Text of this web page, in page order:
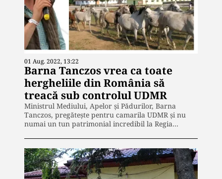
01 Aug. 2022, 13:22
Barna Tanczos vrea ca toate
hergheliile din România să
treacă sub controlul UDMR
Ministrul Mediului, Apelor și Pădurilor, Barna
Tanczos, pregătește pentru camarila UDMR și nu
numai un tun patrimonial incredibil la Regia…